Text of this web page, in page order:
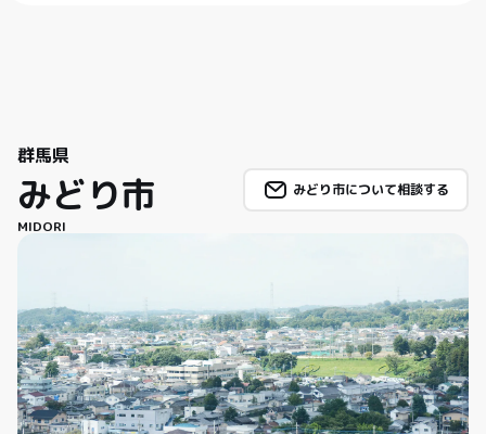
群馬県
みどり市
MIDORI
みどり市について相談する